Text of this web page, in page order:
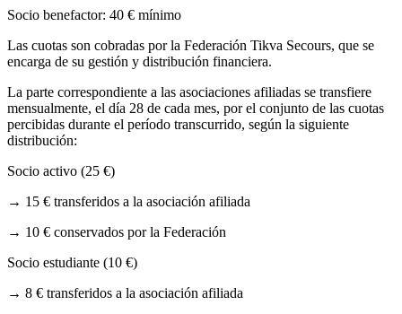
Socio benefactor: 40 € mínimo
Las cuotas son cobradas por la Federación Tikva Secours, que se
encarga de su gestión y distribución financiera.
La parte correspondiente a las asociaciones afiliadas se transfiere
mensualmente, el día 28 de cada mes, por el conjunto de las cuotas
percibidas durante el período transcurrido, según la siguiente
distribución:
Socio activo (25 €)
→ 15 € transferidos a la asociación afiliada
→ 10 € conservados por la Federación
Socio estudiante (10 €)
→ 8 € transferidos a la asociación afiliada